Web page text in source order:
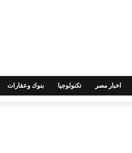
اخبار مصر تكنولوجيا بنوك وعقارات